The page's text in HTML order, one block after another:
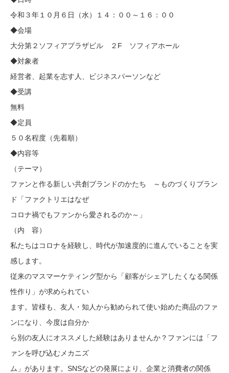
令和３年１０月６日（水）１４：００～１６：００
◆会場
大分第２ソフィアプラザビル ２F ソフィアホール
◆対象者
経営者、起業を志す人、ビジネスパーソンなど
◆受講
無料
◆定員
５０名程度（先着順）
◆内容等
（テーマ）
ファンと作る新しい共創ブランドのかたち ～ものづくりブラン
ド「ファクトリエはなぜ
コロナ禍でもファンから愛されるのか～」
（内 容）
私たちはコロナを経験し、時代が加速度的に進んでいることを実
感します。
従来のマスマーケティング型から「顧客がシェアしたくなる関係
性作り」が求められてい
ます。皆様も、友人・知人から勧められて使い始めた商品のファ
ンになり、今度は自分か
ら別の友人にオススメした経験はありませんか？ファンには「フ
ァンを呼び込むメカニズ
ム」があります。SNSなどの発展により、企業と消費者の関係